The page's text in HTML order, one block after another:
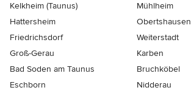
Kelkheim (Taunus)
Mühlheim
Hattersheim
Obertshausen
Friedrichsdorf
Weiterstadt
Groß-Gerau
Karben
Bad Soden am Taunus
Bruchköbel
Eschborn
Nidderau